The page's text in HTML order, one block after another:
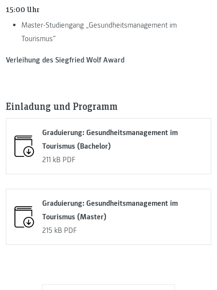
15:00 Uhr
Master-Studiengang „Gesundheitsmanagement im
Tourismus”
Verleihung des Siegfried Wolf Award
Einladung und Programm
Graduierung: Gesundheitsmanagement im
Tourismus (Bachelor)
211 kB PDF
Graduierung: Gesundheitsmanagement im
Tourismus (Master)
215 kB PDF